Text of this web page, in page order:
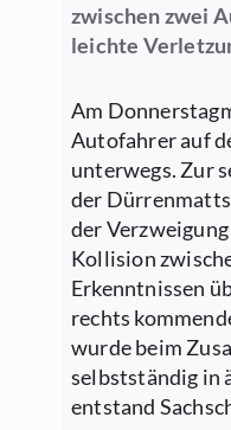
zwischen zwei
leichte
Am
Autofahrer auf
unterwegs. Zur
der
der
Kollision
Erkenntnissen
rechts
wurde beim
selbstständig in
entstand